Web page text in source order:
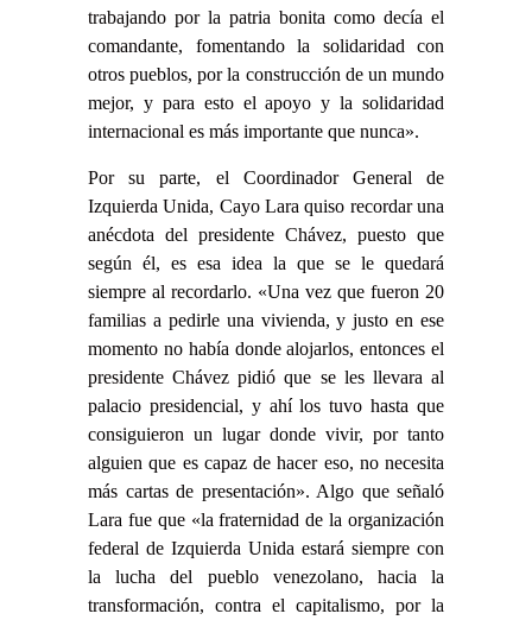
trabajando por la patria bonita como decía el
comandante, fomentando la solidaridad con
otros pueblos, por la construcción de un mundo
mejor, y para esto el apoyo y la solidaridad
internacional es más importante que nunca».
Por su parte, el Coordinador General de
Izquierda Unida, Cayo Lara quiso recordar una
anécdota del presidente Chávez, puesto que
según él, es esa idea la que se le quedará
siempre al recordarlo. «Una vez que fueron 20
familias a pedirle una vivienda, y justo en ese
momento no había donde alojarlos, entonces el
presidente Chávez pidió que se les llevara al
palacio presidencial, y ahí los tuvo hasta que
consiguieron un lugar donde vivir, por tanto
alguien que es capaz de hacer eso, no necesita
más cartas de presentación». Algo que señaló
Lara fue que «la fraternidad de la organización
federal de Izquierda Unida estará siempre con
la lucha del pueblo venezolano, hacia la
transformación, contra el capitalismo, por la